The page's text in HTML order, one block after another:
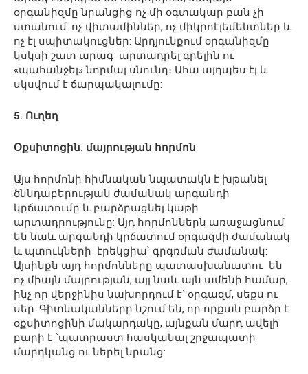
օրգանիզմը նրանցից ոչ մի օգտակար բան չի
ստանում. ոչ վիտամիններ, ոչ միկրոէլեմենտներ և
ոչ էլ սպիտակուցներ: Արդյունքում օրգանիզմը
կսկսի շատ արագ արտադրել գրելին ու
«պահանջել» նորմալ սնունդ։ Ահա այդպես էլ և
սկսվում է ճարպակալումը:
5. Ուղեղ
Օքսիտոցին. մայրության հորմոն
Այս հորմոնի հիմնական նպատակն է խթանել
ծննդաբերության ժամանակ արգանդի
կրճատումը և բարձրացնել կաթի
արտադրությունը: Այդ հորմոններն առաջացնում
են նաև արգանդի կրճատում օրգազմի ժամանակ
և պտուկների էրեկցիա՝ գրգռման ժամանակ:
Այսինքն այդ հորմոնները պատասխանատու են
ոչ միայն մայրության, այլ նաև այն ամենի համար,
ինչ որ վերջինիս նախորդում է՝ օրգազմ, սեքս ու
սեր: Գիտնականները նշում են, որ որքան բարձր է
օքսիտոցինի մակարդակը, այնքան մարդ ավելի
բարի է ՝պատրաստ հասկանալ շրջապատի
մարդկանց ու ներել նրանց: